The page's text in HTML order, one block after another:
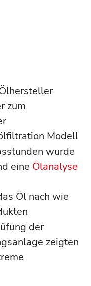
zum
Modell
wurde
eine Ölanalyse
Öl nach wie
der
zeigten